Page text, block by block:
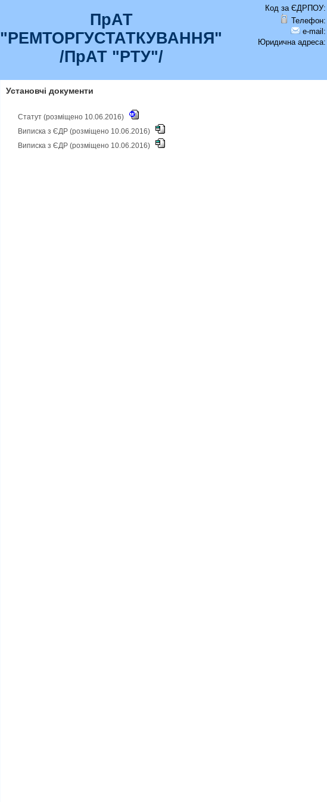
ПрАТ
"РЕМТОРГУСТАТКУВАННЯ"
/ПрАТ "РТУ"/
Код за ЄДРПОУ:
Телефон:
e-mail:
Юридична адреса:
Установчі документи
Статут (розміщено 10.06.2016)
Виписка з ЄДР (розміщено 10.06.2016)
Виписка з ЄДР (розміщено 10.06.2016)